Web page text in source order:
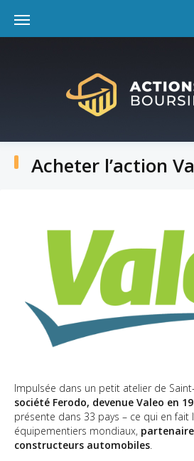
content
Acheter l’action
Impulsée dans un petit atelier de
société Ferodo, devenue Valeo en
présente dans 33 pays – ce qui en fait
équipementiers mondiaux,
constructeurs automobiles